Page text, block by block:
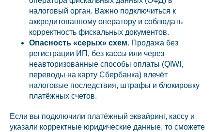
налоговый орган. Важно подключиться к
аккредитованному оператору и соблюдать
корректность фискальных документов.
Опасность «серых» схем. Продажа без
регистрации ИП, без кассы или через
неавторизованные способы оплаты (QIWI,
переводы на карту Сбербанка) влечёт
налоговые последствия, штрафы и блокировку
платёжных счетов.
Если вы подключили платёжный эквайринг, кассу и
указали корректные юридические данные, то сможете